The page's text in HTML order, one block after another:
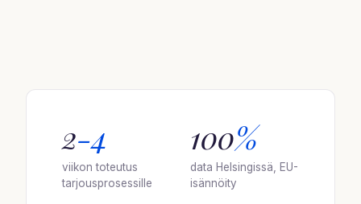
2-4
viikon toteutus
tarjousprosessille
100%
data Helsingissä, EU-
isännöity